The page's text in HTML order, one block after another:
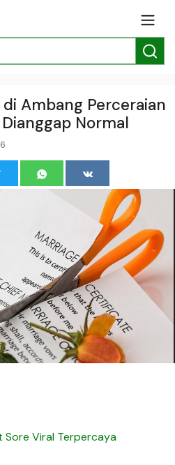
Ambang Perceraian
Normal
Sore Viral Terpercaya